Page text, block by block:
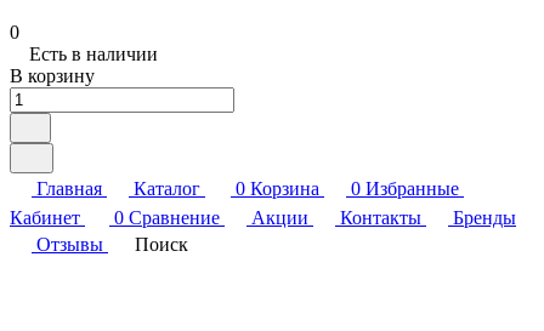
0
Есть в наличии
В корзину
Главная Каталог 0 Корзина 0 Избранные
Кабинет
0 Сравнение Акции Контакты
Бренды
Отзывы
Поиск